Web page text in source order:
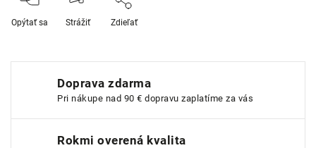
Opýtať sa Strážiť Zdieľať
Doprava zdarma
Pri nákupe nad 90 € dopravu zaplatíme za vás
Rokmi overená kvalita